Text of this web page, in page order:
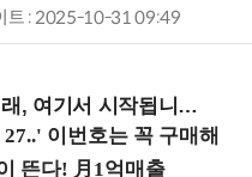
트 : 2025-10-31 09:49
시작됩니다! (9/2 강남역)